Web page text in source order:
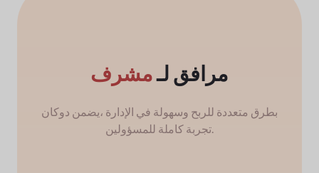
مرافق لـمشرف
بطرق متعددة للربح وسهولة في الإدارة ،يضمن دوكان
تجربة كاملة للمسؤولين.